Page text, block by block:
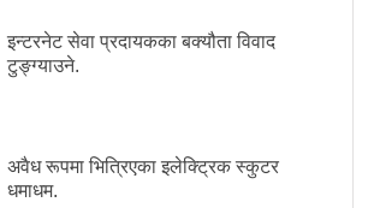
इन्टरनेट सेवा प्रदायकका बक्यौता विवाद
टुङ्ग्याउने.
अवैध रूपमा भित्रिएका इलेक्ट्रिक स्कुटर
धमाधम.